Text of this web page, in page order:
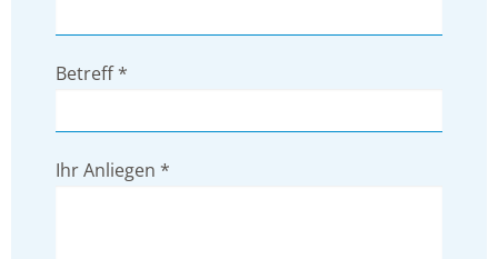
Betreff*
Ihr Anliegen *